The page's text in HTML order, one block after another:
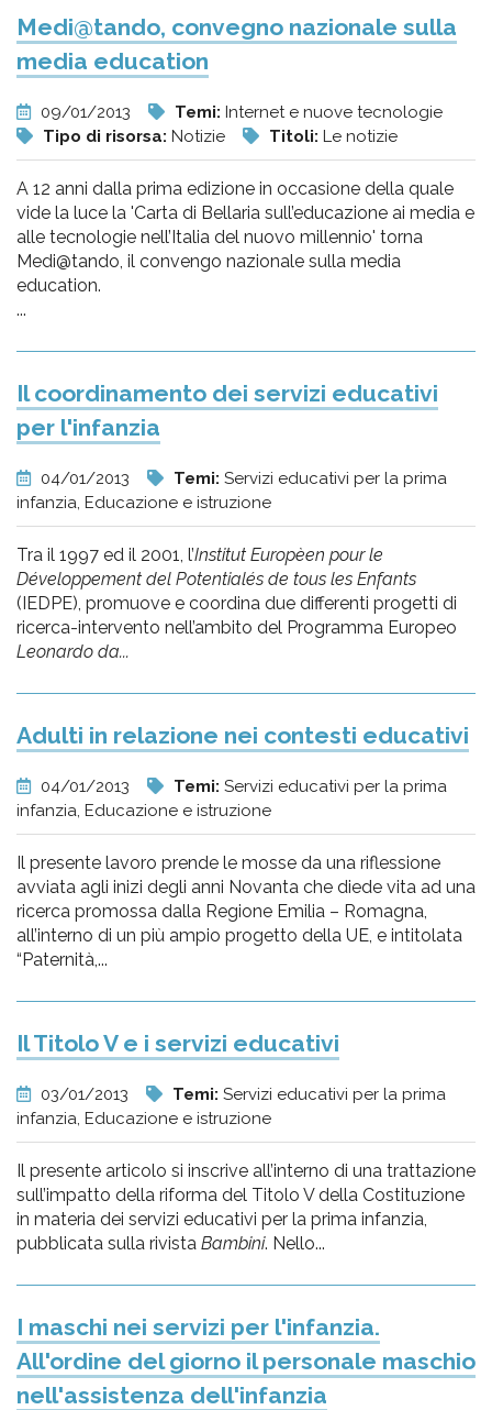
Medi@tando, convegno nazionale sulla
media education
09/01/2013 Temi: Internet e nuove tecnologie
Tipo di risorsa: Notizie Titoli: Le notizie
A 12 anni dalla prima edizione in occasione della quale
vide la luce la 'Carta di Bellaria sull’educazione ai media e
alle tecnologie nell’Italia del nuovo millennio' torna
Medi@tando, il convengo nazionale sulla media
education.
...
Il coordinamento dei servizi educativi
per l'infanzia
04/01/2013 Temi: Servizi educativi per la prima
infanzia, Educazione e istruzione
Tra il 1997 ed il 2001, l’Institut Europèen pour le
Développement del Potentialés de tous les Enfants
(IEDPE), promuove e coordina due differenti progetti di
ricerca-intervento nell’ambito del Programma Europeo
Leonardo da...
Adulti in relazione nei contesti educativi
04/01/2013 Temi: Servizi educativi per la prima
infanzia, Educazione e istruzione
Il presente lavoro prende le mosse da una riflessione
avviata agli inizi degli anni Novanta che diede vita ad una
ricerca promossa dalla Regione Emilia – Romagna,
all’interno di un più ampio progetto della UE, e intitolata
“Paternità,...
Il Titolo V e i servizi educativi
03/01/2013 Temi: Servizi educativi per la prima
infanzia, Educazione e istruzione
Il presente articolo si inscrive all’interno di una trattazione
sull’impatto della riforma del Titolo V della Costituzione
in materia dei servizi educativi per la prima infanzia,
pubblicata sulla rivista Bambini. Nello...
I maschi nei servizi per l'infanzia.
All'ordine del giorno il personale maschio
nell'assistenza dell'infanzia